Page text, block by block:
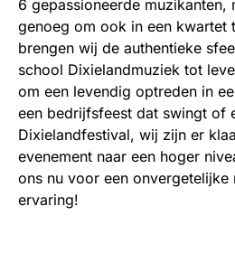
6 gepassioneerde muzikanten,
genoeg om ook in een kwartet
brengen wij de authentieke
school Dixielandmuziek tot
om een levendig optreden in
een bedrijfsfeest dat swingt of
Dixielandfestival, wij zijn er
evenement naar een hoger
ons nu voor een onvergetelijke
ervaring!